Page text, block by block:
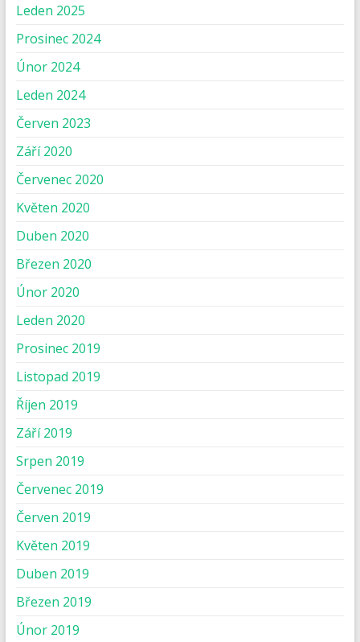
Leden 2025
Prosinec 2024
Únor 2024
Leden 2024
Červen 2023
Září 2020
Červenec 2020
Květen 2020
Duben 2020
Březen 2020
Únor 2020
Leden 2020
Prosinec 2019
Listopad 2019
Říjen 2019
Září 2019
Srpen 2019
Červenec 2019
Červen 2019
Květen 2019
Duben 2019
Březen 2019
Únor 2019